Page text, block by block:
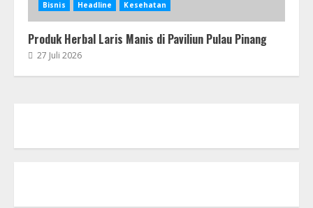
Bisnis Headline Kesehatan
Produk Herbal Laris Manis di Paviliun Pulau Pinang
27 Juli 2026